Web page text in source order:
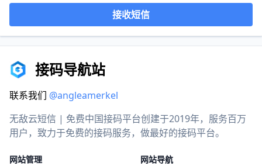
接收短信
接码导航站
联系我们 @angleamerkel
无敌云短信 | 免费中国接码平台创建于2019年，服务百万
用户，致力于免费的接码服务，做最好的接码平台。
网站管理 网站导航